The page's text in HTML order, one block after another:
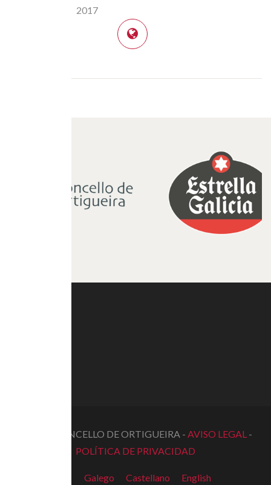
2017
© 2022 CONCELLO DE ORTIGUEIRA - AVISO LEGAL-
POLÍTICA DE PRIVACIDAD
Galego Castellano English